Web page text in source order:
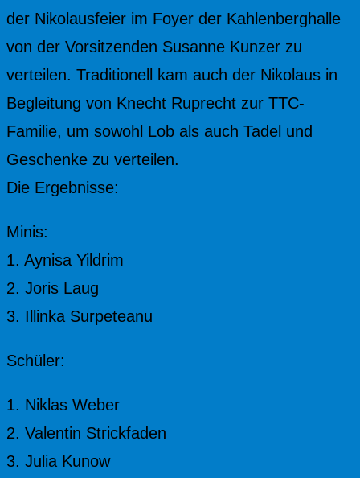
der Nikolausfeier im Foyer der Kahlenberghalle
von der Vorsitzenden Susanne Kunzer zu
verteilen. Traditionell kam auch der Nikolaus in
Begleitung von Knecht Ruprecht zur TTC-
Familie, um sowohl Lob als auch Tadel und
Geschenke zu verteilen.
Die Ergebnisse:
Minis:
1. Aynisa Yildrim
2. Joris Laug
3. Illinka Surpeteanu
Schüler:
1. Niklas Weber
2. Valentin Strickfaden
3. Julia Kunow